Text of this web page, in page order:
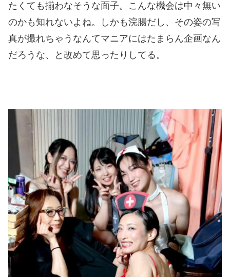
たくても揃わなそうな面子。こんな機会は中々無い
のかも知れないよね。しかも浣腸だし、その姿の写
真が撮れちゃうなんてマニアにはたまらん企画なん
だろうな、と改めて思ったりしてる。